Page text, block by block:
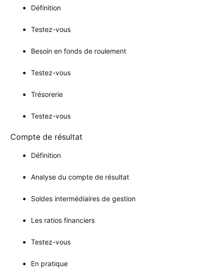
Définition
Testez-vous
Besoin en fonds de roulement
Testez-vous
Trésorerie
Testez-vous
Compte de résultat
Définition
Analyse du compte de résultat
Soldes intermédiaires de gestion
Les ratios financiers
Testez-vous
En pratique